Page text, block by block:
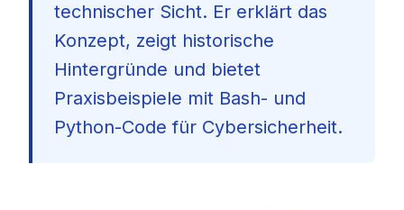
technischer Sicht. Er erklärt das
Konzept, zeigt historische
Hintergründe und bietet
Praxisbeispiele mit Bash- und
Python-Code für Cybersicherheit.